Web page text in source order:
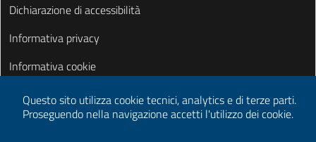
Dichiarazione di accessibilità
Informativa privacy
Informativa cookie
Note legali
Questo sito utilizza cookie tecnici, analytics e di terze parti.
Proseguendo nella navigazione accetti l'utilizzo dei cookie.